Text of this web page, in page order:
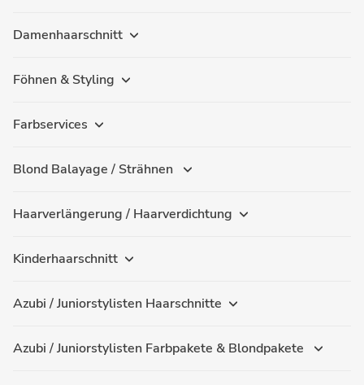
Damenhaarschnitt
Föhnen & Styling
Farbservices
Blond Balayage / Strähnen
Haarverlängerung / Haarverdichtung
Kinderhaarschnitt
Azubi / Juniorstylisten Haarschnitte
Azubi / Juniorstylisten Farbpakete & Blondpakete